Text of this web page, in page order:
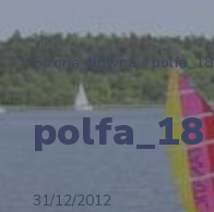
Strona główna » polfa_18
polfa_18
31/12/2012